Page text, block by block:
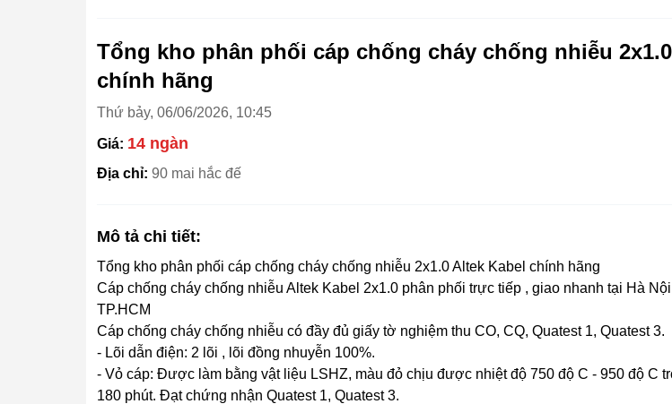
Tổng kho phân phối cáp chống cháy chống nhiễu
chính hãng
Thứ bảy, 06/06/2026, 10:45
Giá: 14 ngàn
Địa chỉ: 90 mai hắc đế
Mô tả chi tiết:
Tổng kho phân phối cáp chống cháy chống nhiễu 2x1.0 Altek Kabel chính hãng
Cáp chống cháy chống nhiễu Altek Kabel 2x1.0 phân phối trực tiếp , giao nhanh tại Hà
TP.HCM
Cáp chống cháy chống nhiễu có đầy đủ giấy tờ nghiệm thu CO, CQ, Quatest 1, Quatest 3.
- Lõi dẫn điện: 2 lõi , lõi đồng nhuyễn 100%.
- Vỏ cáp: Được làm bằng vật liệu LSHZ, màu đỏ chịu được nhiệt độ 750 độ C - 950 độ C
180 phút. Đạt chứng nhận Quatest 1, Quatest 3.